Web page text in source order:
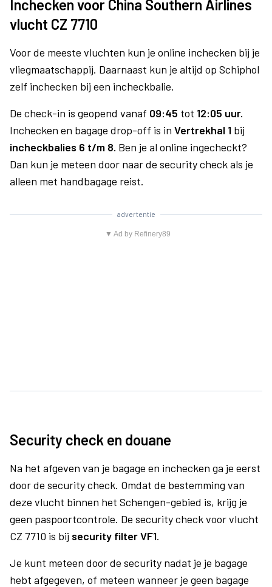
Inchecken voor China Southern Airlines
vlucht CZ 7710
Voor de meeste vluchten kun je online inchecken bij je
vliegmaatschappij. Daarnaast kun je altijd op Schiphol
zelf inchecken bij een incheckbalie.
De check-in is geopend vanaf 09:45 tot 12:05 uur.
Inchecken en bagage drop-off is in Vertrekhal 1 bij
incheckbalies 6 t/m 8. Ben je al online ingecheckt?
Dan kun je meteen door naar de security check als je
alleen met handbagage reist.
advertentie
▼ Ad by Refinery89
Security check en douane
Na het afgeven van je bagage en inchecken ga je eerst
door de security check. Omdat de bestemming van
deze vlucht binnen het Schengen-gebied is, krijg je
geen paspoortcontrole. De security check voor vlucht
CZ 7710 is bij security filter VF1.
Je kunt meteen door de security nadat je je bagage
hebt afgegeven, of meteen wanneer je geen bagage